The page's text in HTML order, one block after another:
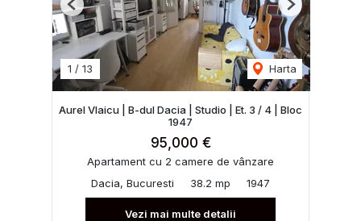
1 / 13 Harta
Previous Next
Aurel Vlaicu | B-dul Dacia | Studio | Et. 3 / 4 | Bloc
1947
95,000 €
Apartament cu 2 camere de vânzare
Dacia, Bucuresti
38.2 mp 1947
Vezi mai multe detalii